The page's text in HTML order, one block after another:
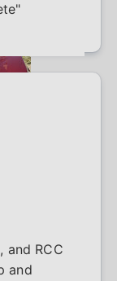
and RCC
and